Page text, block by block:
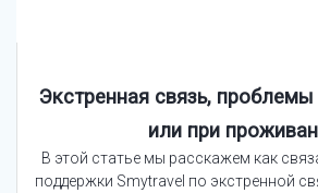
Экстренная связь,
или при
В этой статье мы расскажем как
поддержки Smytravel по экстренной